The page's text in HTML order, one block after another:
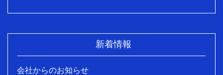
新着情報
会社からのお知らせ